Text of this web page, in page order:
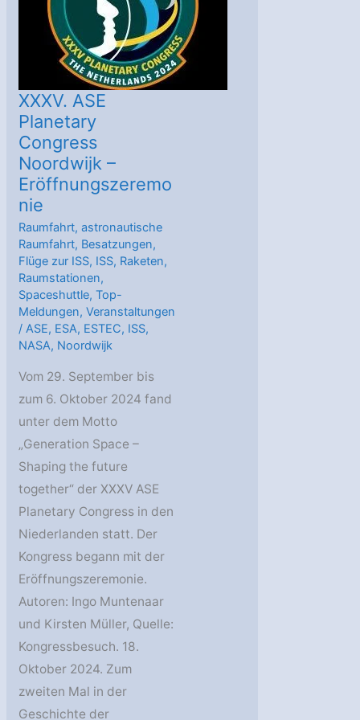
Empfehlung
XXXV. ASE
Planetary
Congress
Noordwijk –
Eröffnungszeremo
nie
Raumfahrt,astronautische
Raumfahrt, Besatzungen,
Flüge zur ISS, ISS, Raketen,
Raumstationen,
Spaceshuttle,Top-
Meldungen,Veranstaltungen
/ ASE, ESA, ESTEC, ISS,
NASA, Noordwijk
Vom 29. September bis
zum 6. Oktober 2024 fand
unter dem Motto
„Generation Space –
Shaping the future
together“ der XXXV ASE
Planetary Congress in den
Niederlanden statt. Der
Kongress begann mit der
Eröffnungszeremonie.
Autoren: Ingo Muntenaar
und Kirsten Müller, Quelle:
Kongressbesuch. 18.
Oktober 2024. Zum
zweiten Mal in der
Geschichte der